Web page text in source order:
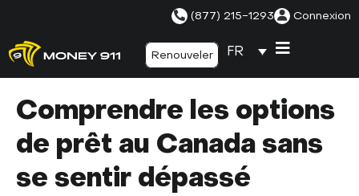
(877) 215-1293 Connexion
Renouveler FR
Comprendre les options
de prêt au Canada sans
se sentir dépassé